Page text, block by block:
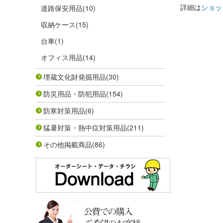
道路保安用品(10)
収納ケース(15)
台車(1)
オフィス用品(14)
埋蔵文化財発掘用品(30)
防災用品・防犯用品(154)
防寒対策用品(6)
猛暑対策・熱中症対策用品(211)
その他掲載商品(86)
詳細はショ